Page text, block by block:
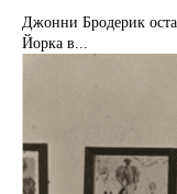
Джонни Бродерик
Йорка в...